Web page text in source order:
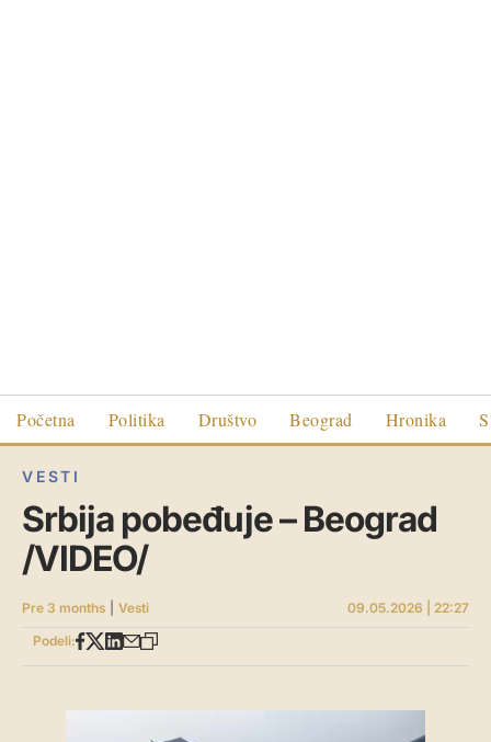
Početna Politika Društvo Beograd Hronika
VESTI
Srbija pobeđuje – Beograd
/VIDEO/
Pre 3 months Vesti
09.05.2026 | 22:27
Podeli: